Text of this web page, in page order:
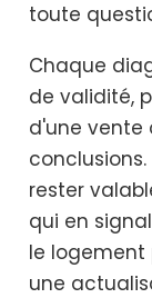
toute
Chaque
de validité,
d'une vente
rester
qui en
le logement
une